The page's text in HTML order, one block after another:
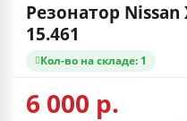
Резонатор Nissan
15.461
Кол-во на складе: 1
6 000 р.